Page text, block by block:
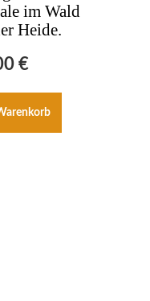
im Wald
Heide.
€